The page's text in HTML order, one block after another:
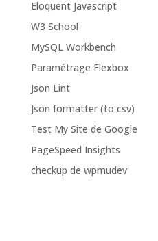
Eloquent Javascript
W3 School
MySQL Workbench
Paramétrage Flexbox
Json Lint
Json formatter (to csv)
Test My Site de Google
PageSpeed Insights
checkup de wpmudev